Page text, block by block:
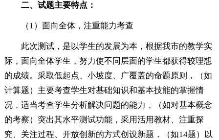
二、试题主要特点：
（1）面向全体，注重能力考查
此次测试，是以学生的发展为本，根据我市的教学实
际，面向全体学生，努力使不同层面的学生都获得较理想
的成绩。采取低起点、小坡度、广覆盖的命题原则，（如
计算题）主要考查学生对基础知识和基本技能的掌握情
况，适当考查学生分析解决问题的能力，（如对基本概念
的考察）突出其水平测试功能，采用活用教材、注重探
究、关注过程、开放创新的方式创设新题，（如14题）以